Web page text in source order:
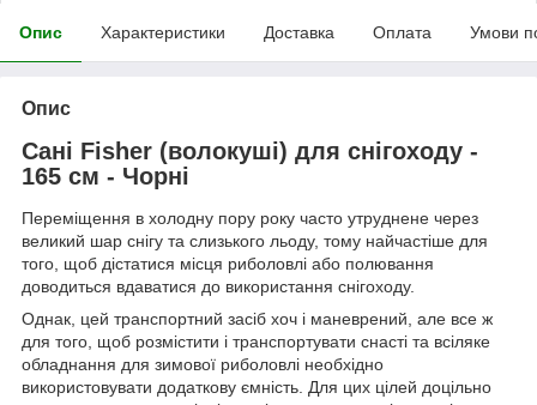
Опис Характеристики Доставка Оплата Умови
Опис
Сані Fisher (волокуші) для снігоходу -
165 см - Чорні
Переміщення в холодну пору року часто утруднене через
великий шар снігу та слизького льоду, тому найчастіше для
того, щоб дістатися місця риболовлі або полювання
доводиться вдаватися до використання снігоходу.
Однак, цей транспортний засіб хоч і маневрений, але все ж
для того, щоб розмістити і транспортувати снасті та всіляке
обладнання для зимової риболовлі необхідно
використовувати додаткову ємність. Для цих цілей доцільно